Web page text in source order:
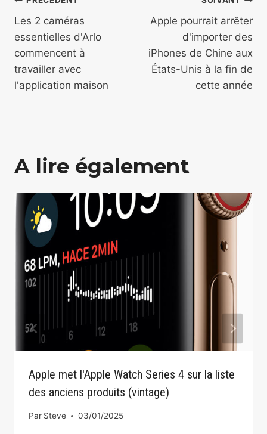
de
l’article
Les 2 caméras
essentielles d'Arlo
commencent à
travailler avec
l'application maison
Apple pourrait arrêter
d'importer des
iPhones de Chine aux
États-Unis à la fin de
cette année
A lire également
Apple met l'Apple Watch Series 4 sur la liste
des anciens produits (vintage)
Par Steve 03/01/2025